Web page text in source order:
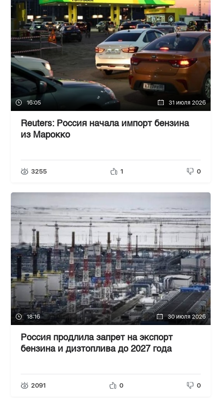
16:05 31 июля 2026
Reuters: Россия начала импорт бензина
из Марокко
3255 1 0
18:16 30 июля 2026
Россия продлила запрет на экспорт
бензина и дизтоплива до 2027 года
2091 0 0